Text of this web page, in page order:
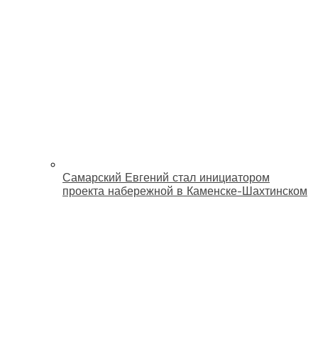
Самарский Евгений стал инициатором
проекта набережной в Каменске-Шахтинском